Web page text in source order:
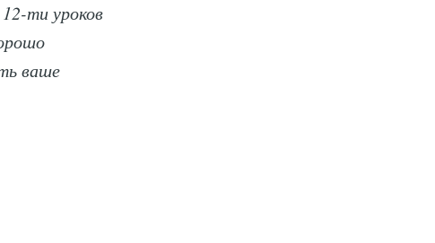
ти уроков
ваше